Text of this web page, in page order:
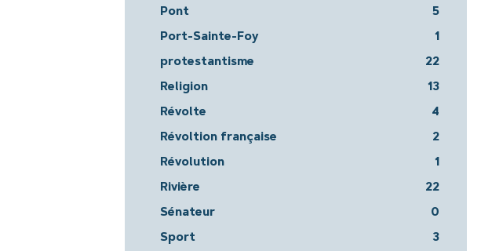
Pont 5
Port-Sainte-Foy 1
protestantisme 22
Religion 13
Révolte 4
Révoltion française 2
Révolution 1
Rivière 22
Sénateur 0
Sport 3